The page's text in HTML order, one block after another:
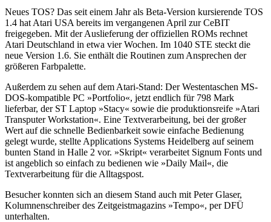
Neues TOS? Das seit einem Jahr als Beta-Version kursierende TOS
1.4 hat Atari USA bereits im vergangenen April zur CeBIT
freigegeben. Mit der Auslieferung der offiziellen ROMs rechnet
Atari Deutschland in etwa vier Wochen. Im 1040 STE steckt die
neue Version 1.6. Sie enthält die Routinen zum Ansprechen der
größeren Farbpalette.
Außerdem zu sehen auf dem Atari-Stand: Der Westentaschen MS-
DOS-kompatible PC »Portfolio«, jetzt endlich für 798 Mark
lieferbar, der ST Laptop »Stacy« sowie die produktionsreife »Atari
Transputer Workstation«. Eine Textverarbeitung, bei der großer
Wert auf die schnelle Bedienbarkeit sowie einfache Bedienung
gelegt wurde, stellte Applications Systems Heidelberg auf seinem
bunten Stand in Halle 2 vor. »Skript« verarbeitet Signum Fonts und
ist angeblich so einfach zu bedienen wie »Daily Mail«, die
Textverarbeitung für die Alltagspost.
Besucher konnten sich an diesem Stand auch mit Peter Glaser,
Kolumnenschreiber des Zeitgeistmagazins »Tempo«, per DFÜ
unterhalten.